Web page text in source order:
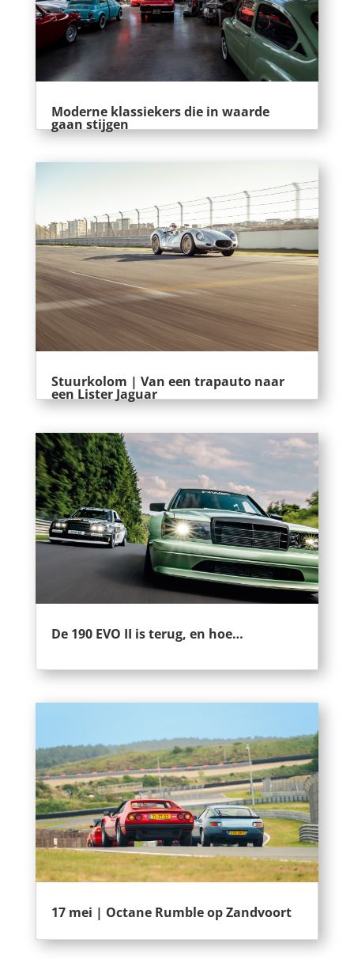
Moderne klassiekers die in waarde
gaan stijgen
Stuurkolom | Van een trapauto naar
een Lister Jaguar
De 190 EVO II is terug, en hoe…
17 mei | Octane Rumble op Zandvoort